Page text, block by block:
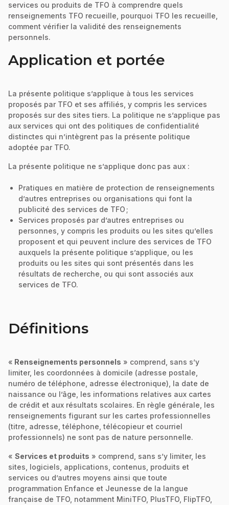
services ou produits de TFO à comprendre quels
renseignements TFO recueille, pourquoi TFO les recueille,
comment vérifier la validité des renseignements
personnels.
Application et portée
La présente politique s’applique à tous les services
proposés par TFO et ses affiliés, y compris les services
proposés sur des sites tiers. La politique ne s’applique pas
aux services qui ont des politiques de confidentialité
distinctes qui n’intègrent pas la présente politique
adoptée par TFO.
La présente politique ne s’applique donc pas aux :
Pratiques en matière de protection de renseignements
d’autres entreprises ou organisations qui font la
publicité des services de TFO ;
Services proposés par d’autres entreprises ou
personnes, y compris les produits ou les sites qu’elles
proposent et qui peuvent inclure des services de TFO
auxquels la présente politique s’applique, ou les
produits ou les sites qui sont présentés dans les
résultats de recherche, ou qui sont associés aux
services de TFO.
Définitions
« Renseignements personnels » comprend, sans s’y
limiter, les coordonnées à domicile (adresse postale,
numéro de téléphone, adresse électronique), la date de
naissance ou l’âge, les informations relatives aux cartes
de crédit et aux résultats scolaires. En règle générale, les
renseignements figurant sur les cartes professionnelles
(titre, adresse, téléphone, télécopieur et courriel
professionnels) ne sont pas de nature personnelle.
« Services et produits » comprend, sans s’y limiter, les
sites, logiciels, applications, contenus, produits et
services ou d’autres moyens ainsi que toute
programmation Enfance et Jeunesse de la langue
française de TFO, notamment MiniTFO, PlusTFO, FlipTFO,